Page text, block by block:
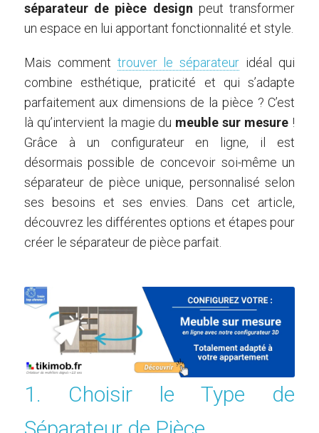
séparateur de pièce design peut transformer
un espace en lui apportant fonctionnalité et style.
Mais comment trouver le séparateur idéal qui
combine esthétique, praticité et qui s’adapte
parfaitement aux dimensions de la pièce ? C’est
là qu’intervient la magie du meuble sur mesure !
Grâce à un configurateur en ligne, il est
désormais possible de concevoir soi-même un
séparateur de pièce unique, personnalisé selon
ses besoins et ses envies. Dans cet article,
découvrez les différentes options et étapes pour
créer le séparateur de pièce parfait.
1. Choisir le Type de